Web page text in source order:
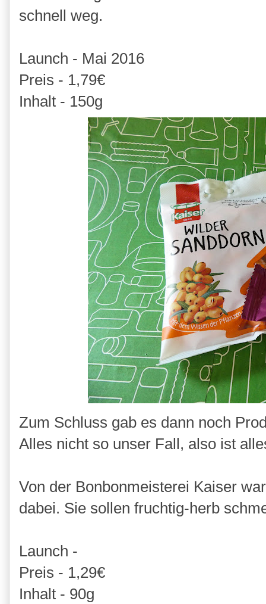
schnell weg.
Launch - Mai 2016
Preis - 1,79€
Inhalt - 150g
Zum Schluss gab es dann noch
Alles nicht so unser Fall, also ist
Von der Bonbonmeisterei Kaiser
dabei. Sie sollen fruchtig-herb
Launch -
Preis - 1,29€
Inhalt - 90g